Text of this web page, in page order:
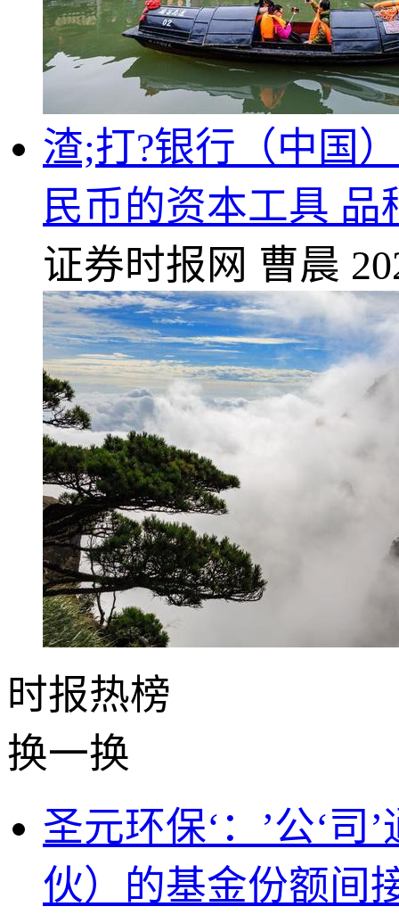
渣;打?银行（中国
民币的资本工具
证券时报网 曹晨
时报热榜
换一换
圣元环保‘：’公‘
伙）的基金份额间